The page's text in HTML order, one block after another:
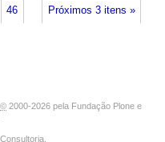
Próximos 3 itens »
46
© 2000-2026 pela Fundação Plone e